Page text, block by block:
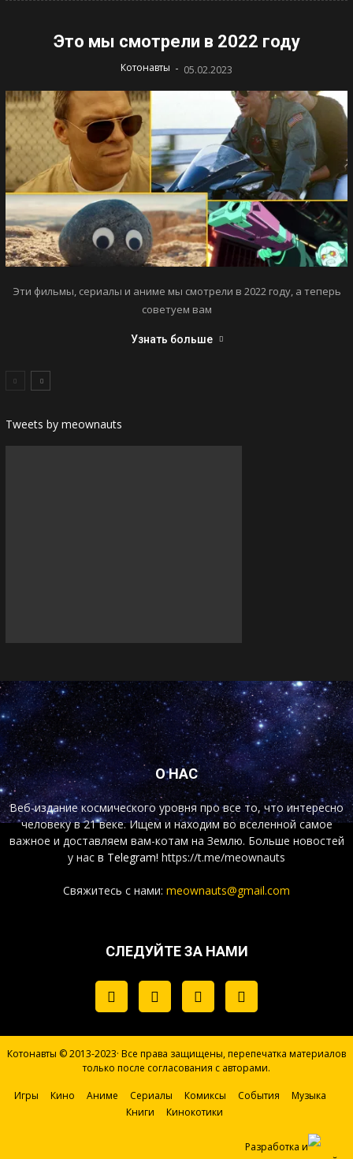
Это мы смотрели в 2022 году
Котонавты - 05.02.2023
Эти фильмы, сериалы и аниме мы смотрели в 2022 году, а теперь
советуем вам
Узнать больше
Tweets by meownauts
О НАС
Веб-издание космического уровня про все то, что интересно
человеку в 21 веке. Ищем и находим во вселенной самое
важное и доставляем вам-котам на Землю. Больше новостей
у нас в Telegram! https://t.me/meownauts
Свяжитесь с нами: meownauts@gmail.com
СЛЕДУЙТЕ ЗА НАМИ
Котонавты © 2013-2023· Все права защищены, перепечатка материалов
только после согласования с авторами.
Игры Кино Аниме Сериалы Комиксы События
Музыка
Книги
Кинокотики
Разработка и